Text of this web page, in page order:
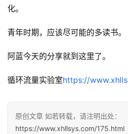
化。
青年时期，应该尽可能的多读书。
阿蓝今天的分享就到这里了。
循环流量实验室https://
原创文章 如若转载，请注明出处：
https://www.xhllsys.com/175.html